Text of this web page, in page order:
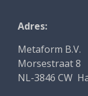
Adres:
Metaform B.V.
Morsestraat 8
NL-3846 CW